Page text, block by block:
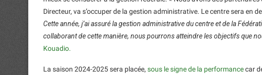
Directeur, va s’occuper de la gestion administrative. Le centre sera en
Cette année, j’ai assuré la gestion administrative du centre et de la
collaborant de cette manière, nous pourrons atteindre les objectifs que
Kouadio.
La saison 2024-2025 sera placée, sous le signe de la performancecar